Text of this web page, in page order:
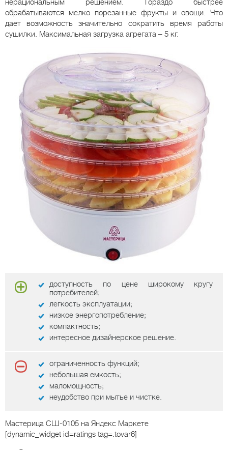
нерациональным решением. Гораздо быстрее
обрабатываются мелко порезанные фрукты и овощи. Что
дает возможность значительно сократить время работы
сушилки. Максимальная загрузка агрегата – 5 кг.
доступность по цене широкому кругу
потребителей;
легкость эксплуатации;
низкое энергопотребление;
компактность;
интересное дизайнерское решение.
ограниченность функций;
небольшая емкость;
маломощность;
неудобство при мытье и чистке.
Мастерица СШ-0105 на Яндекс Маркете
[dynamic_widget id=ratings tag=.tovar6]